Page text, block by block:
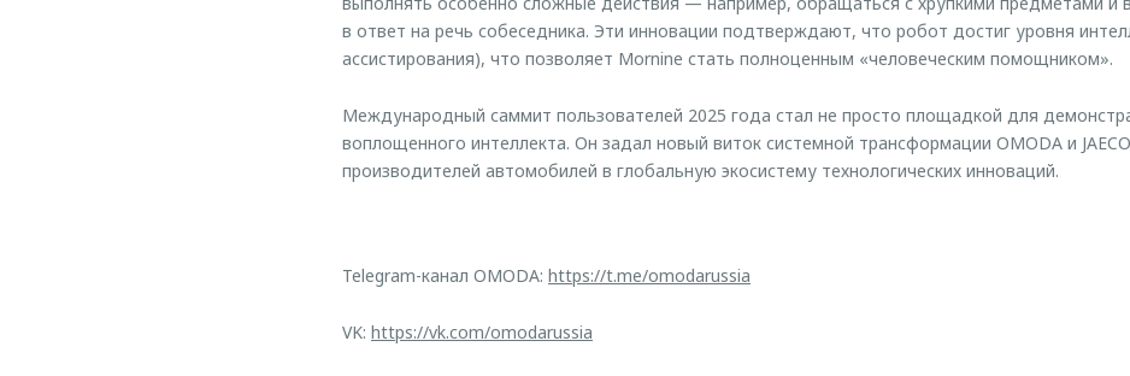
в ответ на речь собеседника. Эти инновации подтверждают, что робот достиг уровня
ассистирования), что позволяет Mornine стать полноценным «человеческим помощником».
Международный саммит пользователей 2025 года стал не просто площадкой для
воплощенного интеллекта. Он задал новый виток системной трансформации OMODA и
производителей автомобилей в глобальную экосистему технологических инноваций.
Telegram-канал OMODA: https://t.me/omodarussia
VK: https://vk.com/omodarussia